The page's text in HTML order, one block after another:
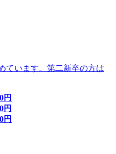
ています。第二新卒の方は
円
円
円